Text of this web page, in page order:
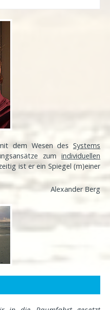
dem Wesen des Systems
zum individuellen
ist er ein Spiegel (m)einer
Alexander Berg